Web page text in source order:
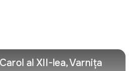
al XII-lea, Varnița